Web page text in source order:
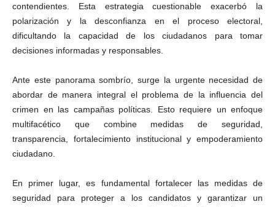
contendientes. Esta estrategia cuestionable exacerbó la
polarización y la desconfianza en el proceso electoral,
dificultando la capacidad de los ciudadanos para tomar
decisiones informadas y responsables.
Ante este panorama sombrío, surge la urgente necesidad de
abordar de manera integral el problema de la influencia del
crimen en las campañas políticas. Esto requiere un enfoque
multifacético que combine medidas de seguridad,
transparencia, fortalecimiento institucional y empoderamiento
ciudadano.
En primer lugar, es fundamental fortalecer las medidas de
seguridad para proteger a los candidatos y garantizar un